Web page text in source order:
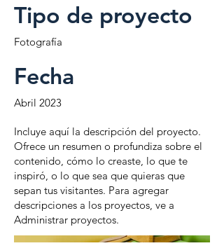
Tipo de proyecto
Fotografía
Fecha
Abril 2023
Incluye aquí la descripción del proyecto.
Ofrece un resumen o profundiza sobre el
contenido, cómo lo creaste, lo que te
inspiró, o lo que sea que quieras que
sepan tus visitantes. Para agregar
descripciones a los proyectos, ve a
Administrar proyectos.